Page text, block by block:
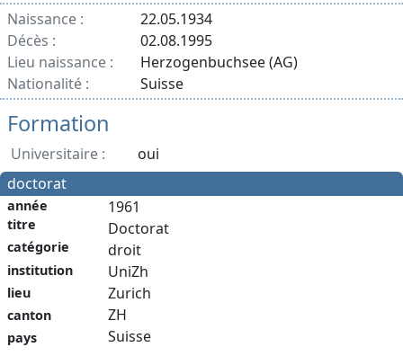
Naissance :
22.05.1934
Décès :
02.08.1995
Lieu naissance :
Herzogenbuchsee (AG)
Nationalité :
Suisse
Formation
Universitaire :
oui
doctorat
année
titre
catégorie
institution
lieu
canton
pays
1961
Doctorat
droit
UniZh
Zurich
ZH
Suisse